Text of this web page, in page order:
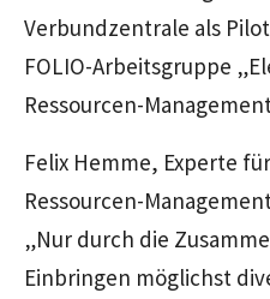
Verbundzentrale als
FOLIO-Arbeitsgruppe
Ressourcen-
Felix Hemme, Experte
Ressourcen-
„Nur durch die
Einbringen möglichst